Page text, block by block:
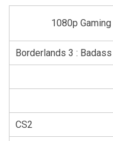
1080p Gaming
Borderlands 3 : Badass
CS2